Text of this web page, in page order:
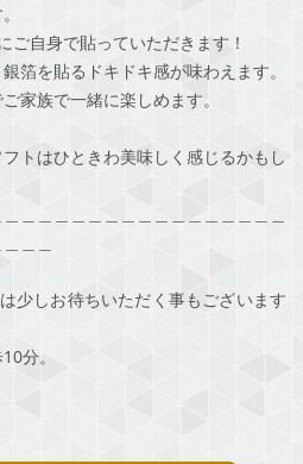
ご自身で貼っていただきます！
箔を貼るドキドキ感が味わえます。
家族で一緒に楽しめます。
トはひときわ美味しく感じるかもし
少しお待ちいただく事もございます
分。